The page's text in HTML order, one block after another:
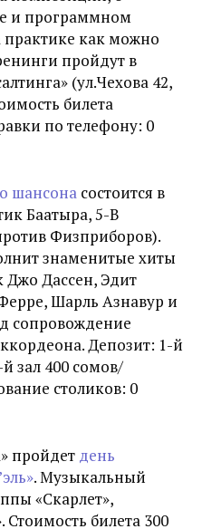
и программном
практике как можно
пройдут в
(ул.Чехова 42,
билета
по телефону: 0
шансона состоится в
Баатыра, 5-В
Физприборов).
знаменитые хиты
Джо Дассен, Эдит
Шарль Азнавур и
сопровождение
Депозит: 1-й
зал 400 сомов/
столиков: 0
пройдет день
. Музыкальный
«Скарлет»,
Стоимость билета 300